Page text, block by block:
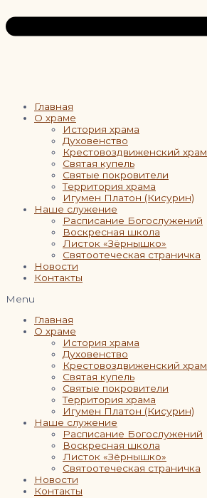
Главная
О храме
История храма
Духовенство
Крестовоздвиженский храм
Святая купель
Святые покровители
Территория храма
Игумен Платон (Кисурин)
Наше служение
Расписание Богослужений
Воскресная школа
Листок «Зёрнышко»
Святоотеческая страничка
Новости
Контакты
Menu
Главная
О храме
История храма
Духовенство
Крестовоздвиженский храм
Святая купель
Святые покровители
Территория храма
Игумен Платон (Кисурин)
Наше служение
Расписание Богослужений
Воскресная школа
Листок «Зёрнышко»
Святоотеческая страничка
Новости
Контакты